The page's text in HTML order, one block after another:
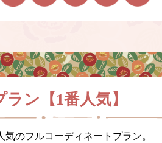
ラン 【1番人気】
気のフルコーディネートプラン。